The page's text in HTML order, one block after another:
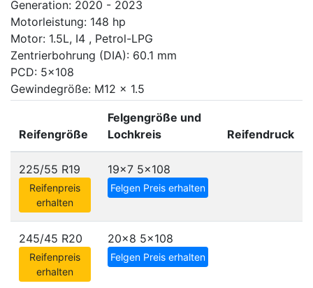
Generation: 2020 - 2023
Motorleistung: 148 hp
Motor: 1.5L, I4 , Petrol-LPG
Zentrierbohrung (DIA): 60.1 mm
PCD: 5x108
Gewindegröße: M12 x 1.5
Reifengröße
Felgengröße und
Lochkreis
Reifendruck
225/55 R19
Reifenpreis
erhalten
19x7 5x108
Felgen Preis erhalten
245/45 R20
Reifenpreis
erhalten
20x8 5x108
Felgen Preis erhalten